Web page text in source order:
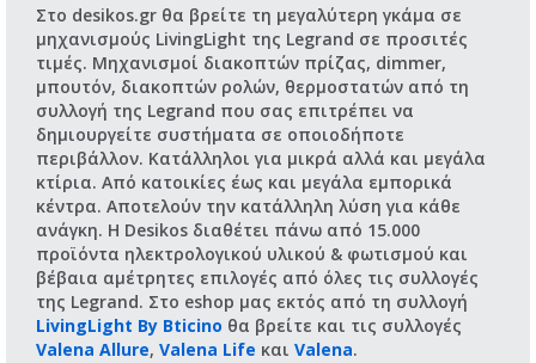
Στο desikos.gr θα βρείτε τη μεγαλύτερη γκάμα σε
μηχανισμούς LivingLight της Legrand σε προσιτές
τιμές. Μηχανισμοί διακοπτών πρίζας, dimmer,
μπουτόν, διακοπτών ρολών, θερμοστατών από τη
συλλογή της Legrand που σας επιτρέπει να
δημιουργείτε συστήματα σε οποιοδήποτε
περιβάλλον. Κατάλληλοι για μικρά αλλά και μεγάλα
κτίρια. Από κατοικίες έως και μεγάλα εμπορικά
κέντρα. Αποτελούν την κατάλληλη λύση για κάθε
ανάγκη. Η Desikos διαθέτει πάνω από 15.000
προϊόντα ηλεκτρολογικού υλικού & φωτισμού και
βέβαια αμέτρητες επιλογές από όλες τις συλλογές
της Legrand. Στο eshop μας εκτός από τη συλλογή
LivingLight By Bticino θα βρείτε και τις συλλογές
Valena Allure, Valena Life και Valena.